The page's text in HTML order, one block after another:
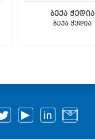
ბექა ჭედია
ბექა ჭედია